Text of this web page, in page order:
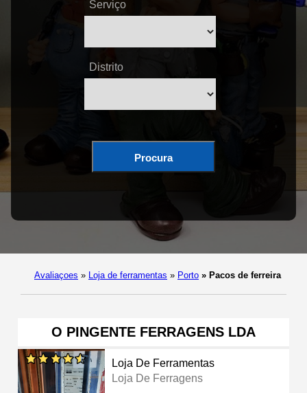
Serviço
Distrito
Procura
Avaliaçoes » Loja de ferramentas » Porto » Pacos de ferreira
O PINGENTE FERRAGENS LDA
Loja De Ferramentas
Loja De Ferragens